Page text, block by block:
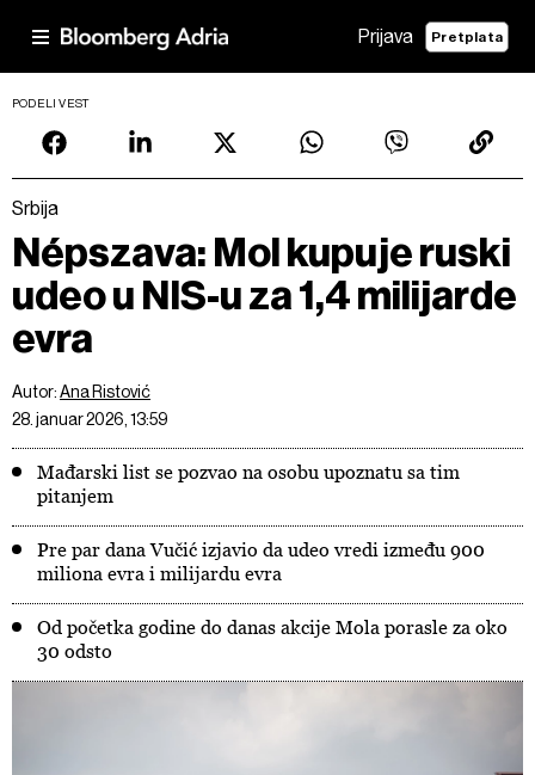
Prijava Pretplata
PODELI VEST
Srbija
Népszava: Mol kupuje ruski
udeo u NIS-u za 1,4 milijarde
evra
Autor:Ana Ristović
28. januar 2026, 13:59
Mađarski list se pozvao na osobu upoznatu sa tim
pitanjem
Pre par dana Vučić izjavio da udeo vredi između 900
miliona evra i milijardu evra
Od početka godine do danas akcije Mola porasle za oko
30 odsto